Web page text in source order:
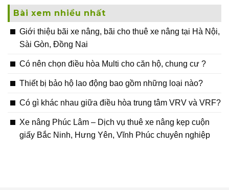
Bài xem nhiều nhất
Giới thiệu bãi xe nâng, bãi cho thuê xe nâng tại Hà Nội,
Sài Gòn, Đồng Nai
Có nên chọn điều hòa Multi cho căn hộ, chung cư ?
Thiết bị bảo hộ lao động bao gồm những loại nào?
Có gì khác nhau giữa điều hòa trung tâm VRV và VRF?
Xe nâng Phúc Lâm – Dịch vụ thuê xe nâng kẹp cuộn
giấy Bắc Ninh, Hưng Yên, Vĩnh Phúc chuyên nghiệp